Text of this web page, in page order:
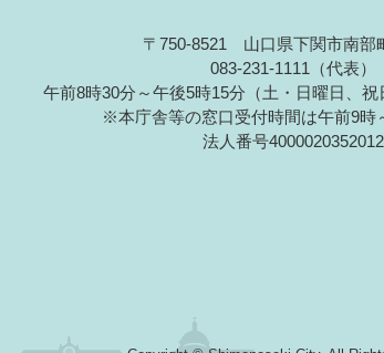
〒750-8521 山口県下関市南部
083-231-1111（代表）
午前8時30分～午後5時15分（土・日曜日、祝
※本庁舎等の窓口受付時間は午前9時
法人番号4000020352012